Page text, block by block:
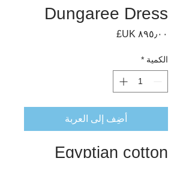
Dungaree Dress
السعر
الكمية *
أضِف إلى العربة
Egyptian cotton